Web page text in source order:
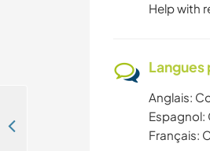
Help with
Langues
Anglais:
Espagnol:
Français: